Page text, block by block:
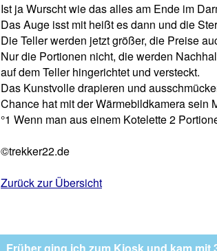
Ist ja Wurscht wie das alles am Ende im
Das Auge isst mit heißt es dann und die
Die Teller werden jetzt größer, die Preise
Nur die Portionen nicht, die werden
auf dem Teller hingerichtet und versteckt.
Das Kunstvolle drapieren und
Chance hat mit der Wärmebildkamera sein
°1 Wenn man aus einem Kotelette 2
©trekker22.de
Zurück zur Übersicht